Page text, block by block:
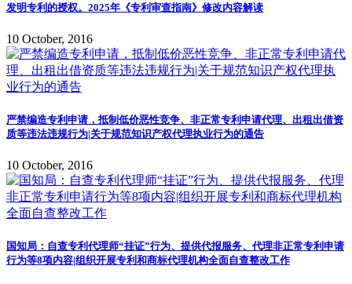
发明专利的授权。2025年《专利审查指南》修改内容解读
10 October, 2016
严禁编造专利申请，抵制低价恶性竞争、非正常专利申请代理、出租出借资
质等违法违规行为|关于规范知识产权代理执业行为的通告
10 October, 2016
国知局：自查专利代理师“挂证”行为、提供代报服务、代理非正常专利申请
行为等8项内容|组织开展专利和商标代理机构全面自查整改工作